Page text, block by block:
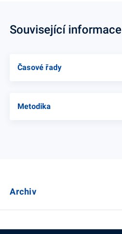
Související informace
Časové řady
Metodika
Archiv